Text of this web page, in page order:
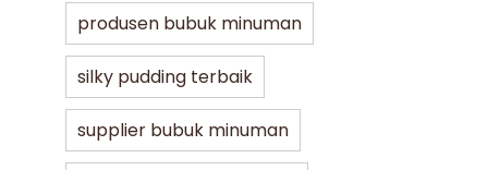
produsen bubuk minuman
silky pudding terbaik
supplier bubuk minuman